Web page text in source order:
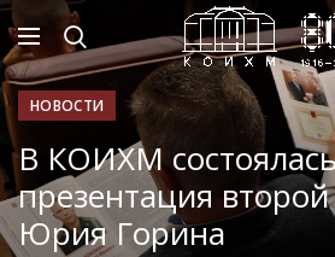
НОВОСТИ
В КОИХМ
презентация
Юрия Горина